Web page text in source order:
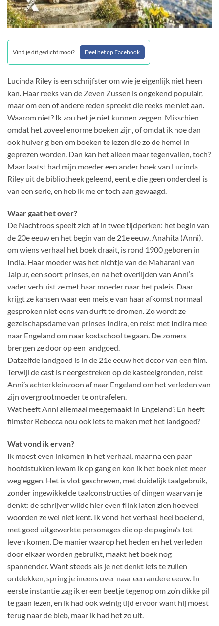
Vind je dit gedicht mooi? Deel het op Facebook
Lucinda Riley is een schrijfster om wie je eigenlijk niet heen
kan. Haar reeks van de Zeven Zussen is ongekend populair,
maar om een of andere reden spreekt die reeks me niet aan.
Waarom niet? Ik zou het je niet kunnen zeggen. Misschien
omdat het zoveel enorme boeken zijn, of omdat ik hoe dan
ook huiverig ben om boeken te lezen die zo de hemel in
geprezen worden. Dan kan het alleen maar tegenvallen, toch?
Maar laatst had mijn moeder een ander boek van Lucinda
Riley uit de bibliotheek geleend, eentje die geen onderdeel is
van een serie, en heb ik me er toch aan gewaagd.
Waar gaat het over?
De Nachtroos speelt zich af in twee tijdperken: het begin van
de 20e eeuw en het begin van de 21e eeuw. Anahita (Anni),
om wiens verhaal het boek draait, is rond 1900 geboren in
India. Haar moeder was het nichtje van de Maharani van
Jaipur, een soort prinses, en na het overlijden van Anni’s
vader verhuist ze met haar moeder naar het paleis. Daar
krijgt ze kansen waar een meisje van haar afkomst normaal
gesproken niet eens van durft te dromen. Zo wordt ze
gezelschapsdame van prinses Indira, en reist met Indira mee
naar Engeland om naar kostschool te gaan. De zomers
brengen ze door op een landgoed.
Datzelfde landgoed is in de 21e eeuw het decor van een film.
Terwijl de cast is neergestreken op de kasteelgronden, reist
Anni’s achterkleinzoon af naar Engeland om het verleden van
zijn overgrootmoeder te ontrafelen.
Wat heeft Anni allemaal meegemaakt in Engeland? En heeft
filmster Rebecca nou ook iets te maken met het landgoed?
Wat vond ik ervan?
Ik moest even inkomen in het verhaal, maar na een paar
hoofdstukken kwam ik op gang en kon ik het boek niet meer
wegleggen. Het is vlot geschreven, met duidelijk taalgebruik,
zonder ingewikkelde taalconstructies of dingen waarvan je
denkt: de schrijver wilde hier even flink laten zien hoeveel
woorden ze wel niet kent. Ik vond het verhaal heel boeiend,
met goed uitgewerkte personages die op de pagina’s tot
leven komen. De manier waarop het heden en het verleden
door elkaar worden gebruikt, maakt het boek nog
spannender. Want steeds als je net denkt iets te zullen
ontdekken, spring je ineens over naar een andere eeuw. In
eerste instantie zag ik er een beetje tegenop om zo’n dikke pil
te gaan lezen, en ik had ook weinig tijd ervoor want hij moest
terug naar de bieb, maar ik had het zo uit.